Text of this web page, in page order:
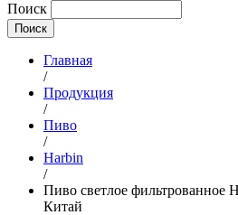
Поиск
Главная
/
Продукция
/
Пиво
/
Harbin
/
Пиво светлое фильтрованное
Китай